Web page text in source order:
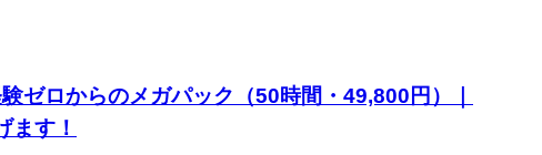
ロからのメガパック（50時間・49,800円）｜
す！